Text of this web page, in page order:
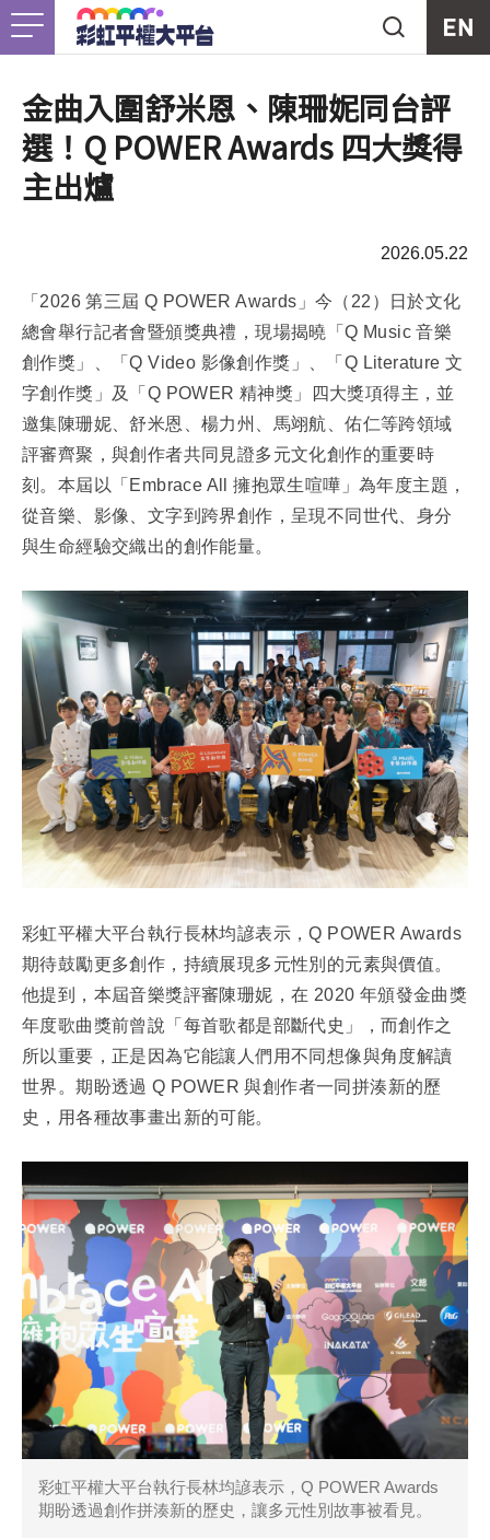
首頁
關於我們
最新消息
未竟之事
友善資源
支持我們
演講邀約
Jump to Main content
金曲入圍舒米恩、陳珊妮同台評
選！Q POWER Awards 四大獎得
主出爐
2026.05.22
「2026 第三屆 Q POWER Awards」今（22）日於文化
總會舉行記者會暨頒獎典禮，現場揭曉「Q Music 音樂
創作獎」、「Q Video 影像創作獎」、「Q Literature 文
字創作獎」及「Q POWER 精神獎」四大獎項得主，並
邀集陳珊妮、舒米恩、楊力州、馬翊航、佑仁等跨領域
評審齊聚，與創作者共同見證多元文化創作的重要時
刻。本屆以「Embrace All 擁抱眾生喧嘩」為年度主題，
從音樂、影像、文字到跨界創作，呈現不同世代、身分
與生命經驗交織出的創作能量。
彩虹平權大平台執行長林均諺表示，Q POWER Awards
期待鼓勵更多創作，持續展現多元性別的元素與價值。
他提到，本屆音樂獎評審陳珊妮，在 2020 年頒發金曲獎
年度歌曲獎前曾說「每首歌都是部斷代史」，而創作之
所以重要，正是因為它能讓人們用不同想像與角度解讀
世界。期盼透過 Q POWER 與創作者一同拼湊新的歷
史，用各種故事畫出新的可能。
彩虹平權大平台執行長林均諺表示，Q POWER Awards
期盼透過創作拼湊新的歷史，讓多元性別故事被看見。